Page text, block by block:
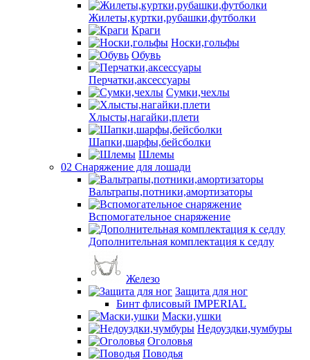
Жилеты,куртки,рубашки,футболки
Краги
Носки,гольфы
Обувь
Перчатки,аксессуары
Сумки,чехлы
Хлысты,нагайки,плети
Шапки,шарфы,бейсболки
Шлемы
02 Снаряжение для лошади
Вальтрапы,потники,амортизаторы
Вспомогательное снаряжение
Дополнительная комплектация к седлу
Железо
Защита для ног
Бинт флисовый IMPERIAL
Маски,ушки
Недоуздки,чумбуры
Оголовья
Поводья